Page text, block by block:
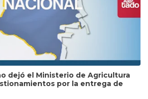
dejó el Ministerio de Agricultura
por la entrega de